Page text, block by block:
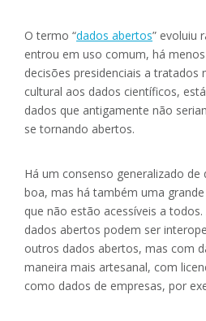
O termo “dados abertos” evoluiu
entrou em uso comum, há
decisões presidenciais a tratados
cultural aos dados científicos,
dados que antigamente não
se tornando abertos.
Há um consenso generalizado de
boa, mas há também uma
que não estão acessíveis a
dados abertos podem ser
outros dados abertos, mas com
maneira mais artesanal, com
como dados de empresas, por